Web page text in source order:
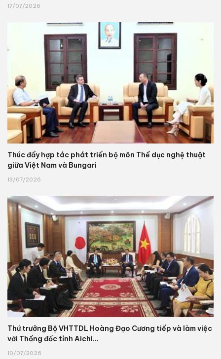
17/07/2026
Thúc đẩy hợp tác phát triển bộ môn Thể dục nghệ thuật
giữa Việt Nam và Bungari
13/07/2026
Thứ trưởng Bộ VHTTDL Hoàng Đạo Cương tiếp và làm việc
với Thống đốc tỉnh Aichi...
10/07/2026